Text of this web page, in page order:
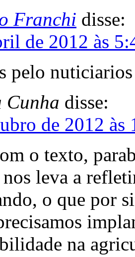
Franchi disse:
de 2012 às
pelo
Cunha disse:
de 2012 às
o texto,
nos leva a
o que por
na